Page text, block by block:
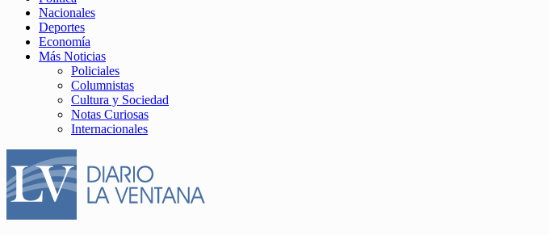
Nacionales
Deportes
Economía
Más Noticias
Policiales
Columnistas
Cultura y Sociedad
Notas Curiosas
Internacionales